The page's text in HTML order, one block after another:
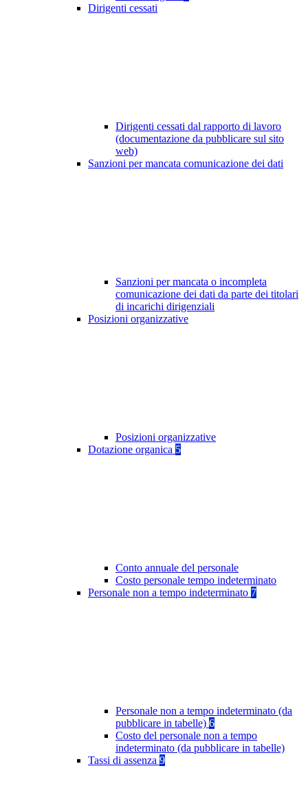
Dirigenti cessati
Dirigenti cessati dal rapporto di lavoro
(documentazione da pubblicare sul sito
web)
Sanzioni per mancata comunicazione dei dati
Sanzioni per mancata o incompleta
comunicazione dei dati da parte dei titolari
di incarichi dirigenziali
Posizioni organizzative
Posizioni organizzative
Dotazione organica 5
Conto annuale del personale
Costo personale tempo indeterminato
Personale non a tempo indeterminato 7
Personale non a tempo indeterminato (da
pubblicare in tabelle) 6
Costo del personale non a tempo
indeterminato (da pubblicare in tabelle)
Tassi di assenza 9